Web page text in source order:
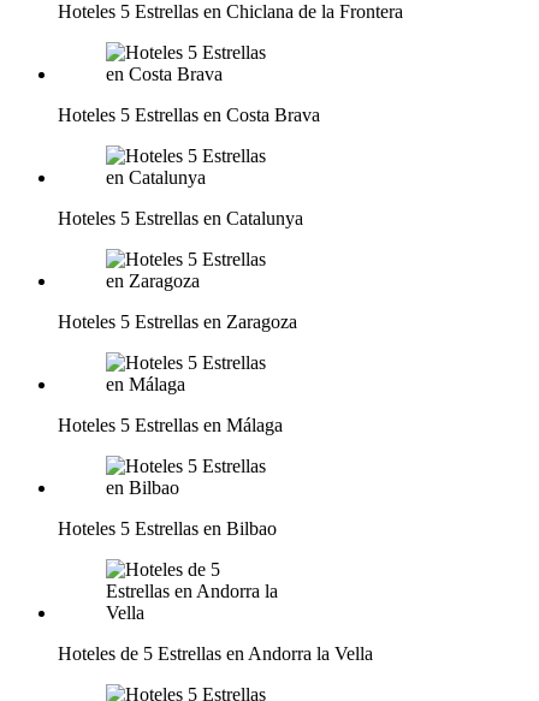
Hoteles 5 Estrellas en Chiclana de la Frontera
Hoteles 5 Estrellas en Costa Brava
Hoteles 5 Estrellas en Catalunya
Hoteles 5 Estrellas en Zaragoza
Hoteles 5 Estrellas en Málaga
Hoteles 5 Estrellas en Bilbao
Hoteles de 5 Estrellas en Andorra la Vella